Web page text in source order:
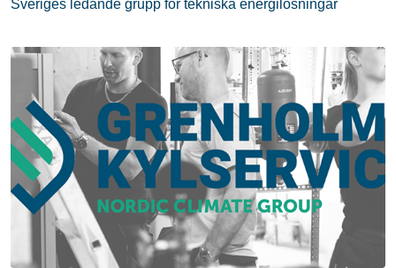
Sveriges ledande grupp för tekniska energilösningar